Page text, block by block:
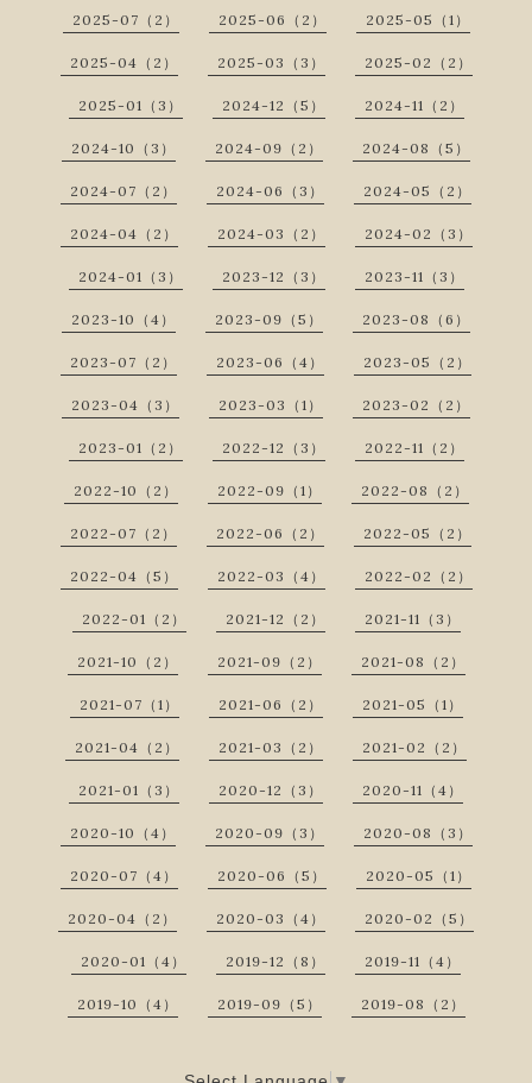
2025-07（2） 2025-06（2） 2025-05（1）
2025-04（2） 2025-03（3） 2025-02（2）
2025-01（3） 2024-12（5） 2024-11（2）
2024-10（3） 2024-09（2） 2024-08（5）
2024-07（2） 2024-06（3） 2024-05（2）
2024-04（2） 2024-03（2） 2024-02（3）
2024-01（3） 2023-12（3） 2023-11（3）
2023-10（4） 2023-09（5） 2023-08（6）
2023-07（2） 2023-06（4） 2023-05（2）
2023-04（3） 2023-03（1） 2023-02（2）
2023-01（2） 2022-12（3） 2022-11（2）
2022-10（2） 2022-09（1） 2022-08（2）
2022-07（2） 2022-06（2） 2022-05（2）
2022-04（5） 2022-03（4） 2022-02（2）
2022-01（2） 2021-12（2） 2021-11（3）
2021-10（2） 2021-09（2） 2021-08（2）
2021-07（1） 2021-06（2） 2021-05（1）
2021-04（2） 2021-03（2） 2021-02（2）
2021-01（3） 2020-12（3） 2020-11（4）
2020-10（4） 2020-09（3） 2020-08（3）
2020-07（4） 2020-06（5） 2020-05（1）
2020-04（2） 2020-03（4） 2020-02（5）
2020-01（4） 2019-12（8） 2019-11（4）
2019-10（4） 2019-09（5） 2019-08（2）